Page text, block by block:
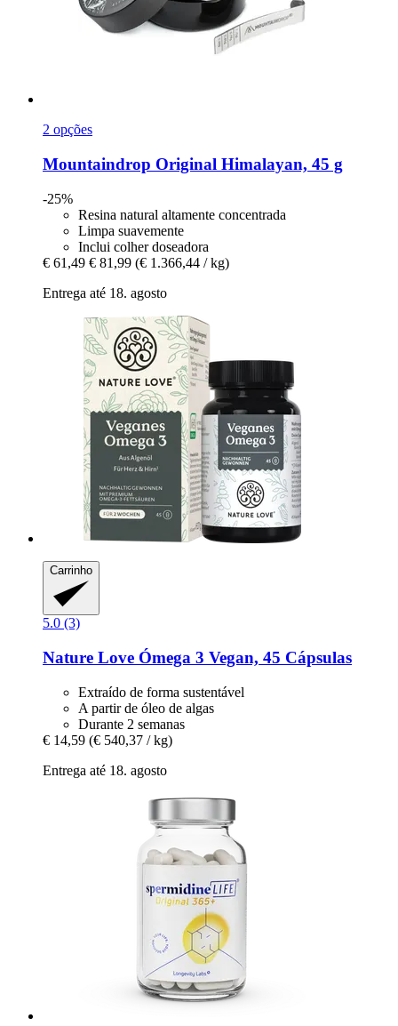
2 opções
Mountaindrop Original Himalayan, 45 g
-25%
Resina natural altamente concentrada
Limpa suavemente
Inclui colher doseadora
€ 61,49 € 81,99 (€ 1.366,44 / kg)
Entrega até 18. agosto
Carrinho
5.0 (3)
Nature Love Ómega 3 Vegan, 45 Cápsulas
Extraído de forma sustentável
A partir de óleo de algas
Durante 2 semanas
€ 14,59 (€ 540,37 / kg)
Entrega até 18. agosto